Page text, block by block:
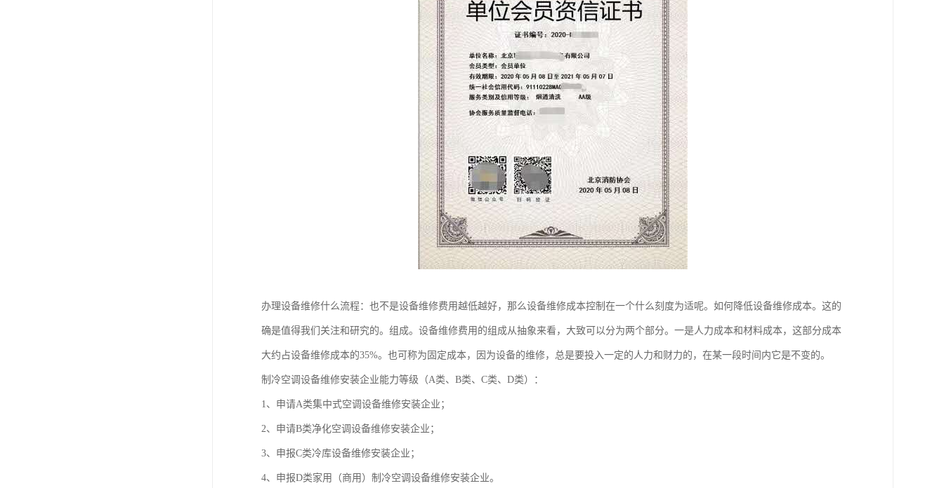
办理设备维修什么流程：也不是设备维修费用越低越好，那么设备维修成本控制在一个什么刻度为适呢。如何降低设备维修成本。这的
确是值得我们关注和研究的。组成。设备维修费用的组成从抽象来看，大致可以分为两个部分。一是人力成本和材料成本，这部分成本
大约占设备维修成本的35%。也可称为固定成本，因为设备的维修，总是要投入一定的人力和财力的，在某一段时间内它是不变的。
制冷空调设备维修安装企业能力等级（A类、B类、C类、D类）：
1、申请A类集中式空调设备维修安装企业；
2、申请B类净化空调设备维修安装企业；
3、申报C类冷库设备维修安装企业；
4、申报D类家用（商用）制冷空调设备维修安装企业。